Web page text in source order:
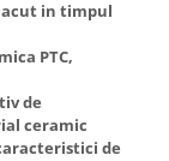
in timpul
PTC,
de
ceramic
de